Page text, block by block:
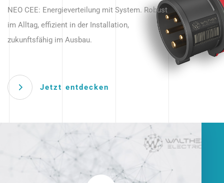
beginnt hier.
NEO CEE: Energieverteilung mit System. Robust
im Alltag, effizient in der Installation,
zukunftsfähig im Ausbau.
Jetzt entdecken
Anwendungen – robust, IP-geschützt und
zukunftsfähig.